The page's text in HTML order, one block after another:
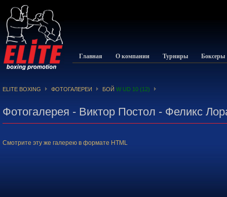
Главная О компании Турниры Боксеры
ELITE BOXING ФОТОГАЛЕРЕИ БОЙ W UD 10 (12)
Фотогалерея - Виктор Постол - Феликс
Смотрите эту же галерею в формате HTML